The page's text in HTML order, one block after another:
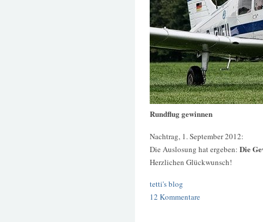
Rundflug gewinnen
Nachtrag, 1. September 2012:
Die Auslosung hat ergeben: Die
Herzlichen Glückwunsch!
tetti's blog
12 Kommentare